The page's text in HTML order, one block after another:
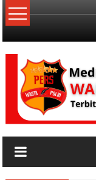
Lompat
ke
NKRI
Jurnalisme